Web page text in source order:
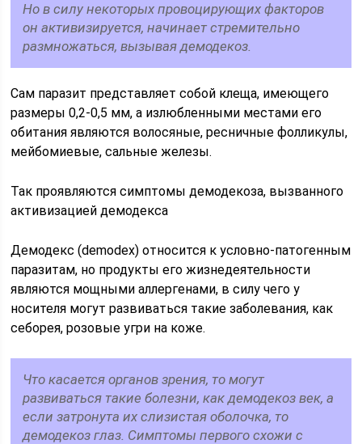
Но в силу некоторых провоцирующих факторов
он активизируется, начинает стремительно
размножаться, вызывая демодекоз.
Сам паразит представляет собой клеща, имеющего
размеры 0,2-0,5 мм, а излюбленными местами его
обитания являются волосяные, ресничные фолликулы,
мейбомиевые, сальные железы.
Так проявляются симптомы демодекоза, вызванного
активизацией демодекса
Демодекс (demodex) относится к условно-патогенным
паразитам, но продукты его жизнедеятельности
являются мощными аллергенами, в силу чего у
носителя могут развиваться такие заболевания, как
себорея, розовые угри на коже.
Что касается органов зрения, то могут
развиваться такие болезни, как демодекоз век, а
если затронута их слизистая оболочка, то
демодекоз глаз. Симптомы первого схожи с